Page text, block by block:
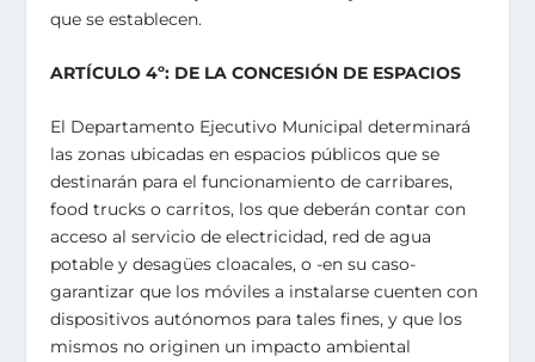
que se establecen.
ARTÍCULO 4º: DE LA CONCESIÓN DE ESPACIOS
El Departamento Ejecutivo Municipal determinará
las zonas ubicadas en espacios públicos que se
destinarán para el funcionamiento de carribares,
food trucks o carritos, los que deberán contar con
acceso al servicio de electricidad, red de agua
potable y desagües cloacales, o -en su caso-
garantizar que los móviles a instalarse cuenten con
dispositivos autónomos para tales fines, y que los
mismos no originen un impacto ambiental